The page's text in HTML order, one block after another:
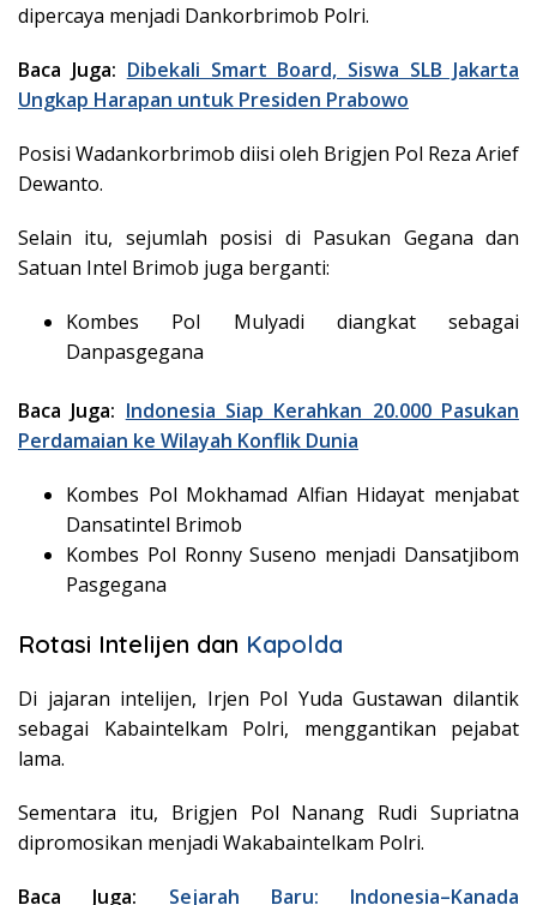
dipercaya menjadi Dankorbrimob Polri.
Baca Juga: Dibekali Smart Board, Siswa SLB Jakarta
Ungkap Harapan untuk Presiden Prabowo
Posisi Wadankorbrimob diisi oleh Brigjen Pol Reza Arief
Dewanto.
Selain itu, sejumlah posisi di Pasukan Gegana dan
Satuan Intel Brimob juga berganti:
Kombes Pol Mulyadi diangkat sebagai
Danpasgegana
Baca Juga: Indonesia Siap Kerahkan 20.000 Pasukan
Perdamaian ke Wilayah Konflik Dunia
Kombes Pol Mokhamad Alfian Hidayat menjabat
Dansatintel Brimob
Kombes Pol Ronny Suseno menjadi Dansatjibom
Pasgegana
Rotasi Intelijen dan Kapolda
Di jajaran intelijen, Irjen Pol Yuda Gustawan dilantik
sebagai Kabaintelkam Polri, menggantikan pejabat
lama.
Sementara itu, Brigjen Pol Nanang Rudi Supriatna
dipromosikan menjadi Wakabaintelkam Polri.
Baca Juga: Sejarah Baru: Indonesia–Kanada